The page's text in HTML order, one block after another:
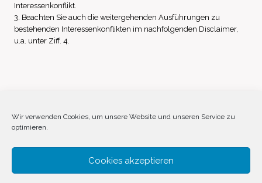
Wir verwenden Cookies, um unsere Website und unseren Service zu
optimieren.
Cookies akzeptieren
Interessenkonflikt.
3. Beachten Sie auch die weitergehenden Ausführungen zu
bestehenden Interessenkonflikten im nachfolgenden Disclaimer,
u.a. unter Ziff. 4.
Impressum Datenschutz
Disclaimer